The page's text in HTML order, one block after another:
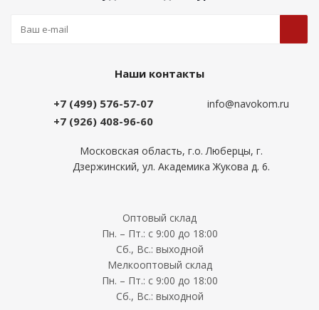
Наши контакты
+7 (499) 576-57-07
+7 (926) 408-96-60
info@navokom.ru
Московская область, г.о. Люберцы, г.
Дзержинский, ул. Академика Жукова д. 6.
Оптовый склад
Пн. – Пт.: с 9:00 до 18:00
Сб., Вс.: выходной
Мелкооптовый склад
Пн. – Пт.: с 9:00 до 18:00
Сб., Вс.: выходной